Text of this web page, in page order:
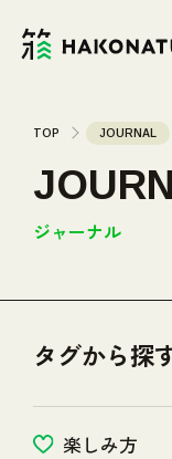
JOURNAL
TOUR/EVENT
ABOUT
INFORMATION
ジャーナル
TOP JOURNAL
タグから探
楽しみ方